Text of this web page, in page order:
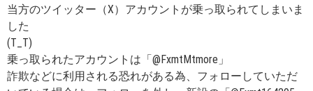
当方のツイッター（X）アカウントが乗っ取られてしまいま
した
(T_T)
乗っ取られたアカウントは「@FxmtMtmore」
詐欺などに利用される恐れがある為、フォローしていただ